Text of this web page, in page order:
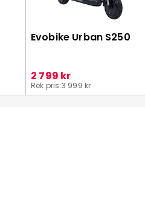
Evobike Urban S250
Rek.pris:3 999 kr
2 799 kr